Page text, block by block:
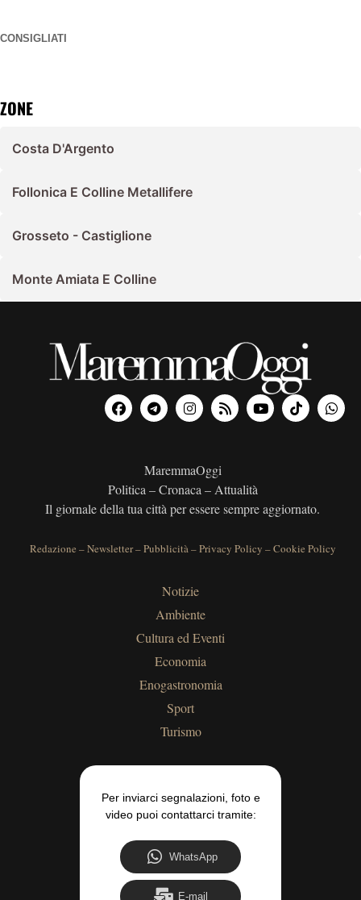
CONSIGLIATI
ZONE
Costa D'Argento
Follonica E Colline Metallifere
Grosseto - Castiglione
Monte Amiata E Colline
MaremmaOggi
Politica – Cronaca – Attualità
Il giornale della tua città per essere sempre aggiornato.
Redazione –Newsletter–Pubblicità–Privacy Policy –Cookie Policy
Notizie
Ambiente
Cultura ed Eventi
Economia
Enogastronomia
Sport
Turismo
Per inviarci segnalazioni, foto e
video puoi contattarci tramite:
WhatsApp
E-mail